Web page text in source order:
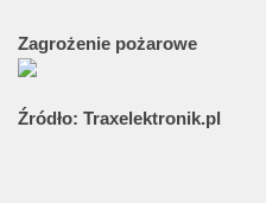
Zagrożenie pożarowe
Źródło: Traxelektronik.pl